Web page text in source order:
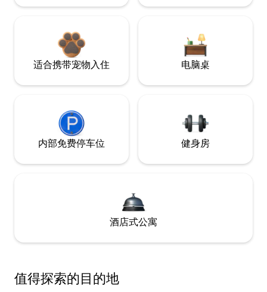
适合携带宠物入住 电脑桌
内部免费停车位 健身房
酒店式公寓
值得探索的目的地